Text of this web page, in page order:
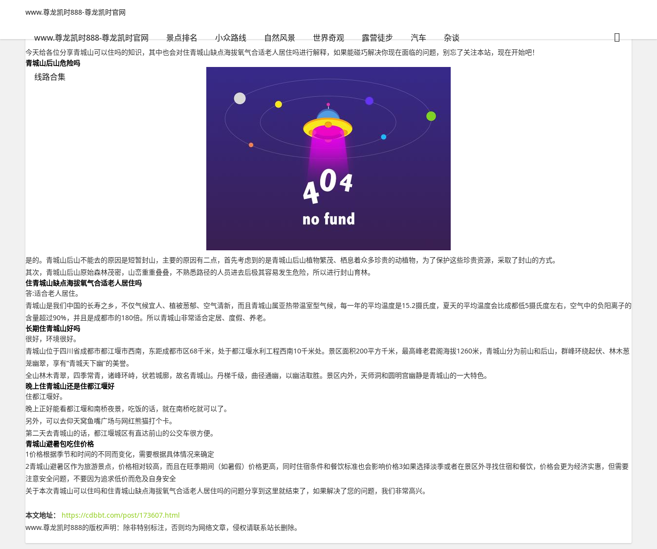
www.尊龙凯时888-尊龙凯时官网
www.尊龙凯时888-尊龙凯时官网 景点排名 小众路线 自然风景 世界奇观 露营徒步 汽车 杂谈
线路合集
www.尊龙凯时888-尊龙凯时官网
青城山可以住吗，住青城山缺点海拔氧气合适老人居住吗-www.尊龙凯时888
今天给各位分享青城山可以住吗的知识，其中也会对住青城山缺点海拔氧气合适老人居住吗进行解释，如果能碰巧解决你现在面临的问题，别忘了关注本站，现在开始吧！
青城山后山危险吗
是的。青城山后山不能去的原因是短暂封山，主要的原因有二点，首先考虑到的是青城山后山植物繁茂、栖息着众多珍贵的动植物，为了保护这些珍贵资源，采取了封山的方式。
其次，青城山后山原始森林茂密，山峦重重叠叠，不熟悉路径的人员进去后极其容易发生危险，所以进行封山育林。
住青城山缺点海拔氧气合适老人居住吗
答:适合老人居住。
青城山是我们中国的长寿之乡，不仅气候宜人、植被葱郁、空气清新，而且青城山属亚热带温室型气候，每一年的平均温度是15.2摄氏度，夏天的平均温度会比成都低5摄氏度左右，空气中的负阳离子的
含量超过90%，并且是成都市的180倍。所以青城山非常适合定居、度假、养老。
长期住青城山好吗
很好，环境很好。
青城山位于四川省成都市都江堰市西南，东距成都市区68千米，处于都江堰水利工程西南10千米处。景区面积200平方千米，最高峰老君阁海拔1260米，青城山分为前山和后山，群峰环绕起伏、林木葱
茏幽翠，享有“青城天下幽”的美誉。
全山林木青翠，四季常青，诸峰环峙，状若城廓，故名青城山。丹梯千级，曲径通幽，以幽洁取胜。景区内外，天师洞和圆明宫幽静是青城山的一大特色。
晚上住青城山还是住都江堰好
住都江堰好。
晚上正好能看都江堰和南桥夜景，吃饭的话，就在南桥吃就可以了。
另外，可以去仰天窝鱼嘴广场与网红熊猫打个卡。
第二天去青城山的话，都江堰城区有直达前山的公交车很方便。
青城山避暑包吃住价格
1价格根据季节和时间的不同而变化，需要根据具体情况来确定
2青城山避暑区作为旅游景点，价格相对较高，而且在旺季期间（如暑假）价格更高，同时住宿条件和餐饮标准也会影响价格3如果选择淡季或者在景区外寻找住宿和餐饮，价格会更为经济实惠，但需要
注意安全问题，不要因为追求低价而危及自身安全
关于本次青城山可以住吗和住青城山缺点海拔氧气合适老人居住吗的问题分享到这里就结束了，如果解决了您的问题，我们非常高兴。
本文地址：
https://cdbbt.com/post/173607.html
www.尊龙凯时888的版权声明： 除非特别标注，否则均为网络文章，侵权请联系站长删除。